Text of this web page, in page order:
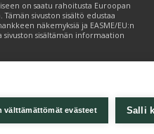
välttämättömät evästeet Salli
on saatu rahoitusta Euroopan
sivuston sisältö edustaa
näkemyksiä ja EASME/EU:n
sivuston sisältämän informaation